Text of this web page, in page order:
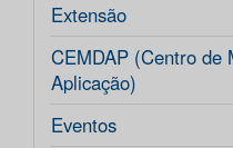
Extensão
CEMDAP (Centro de
Aplicação)
Eventos